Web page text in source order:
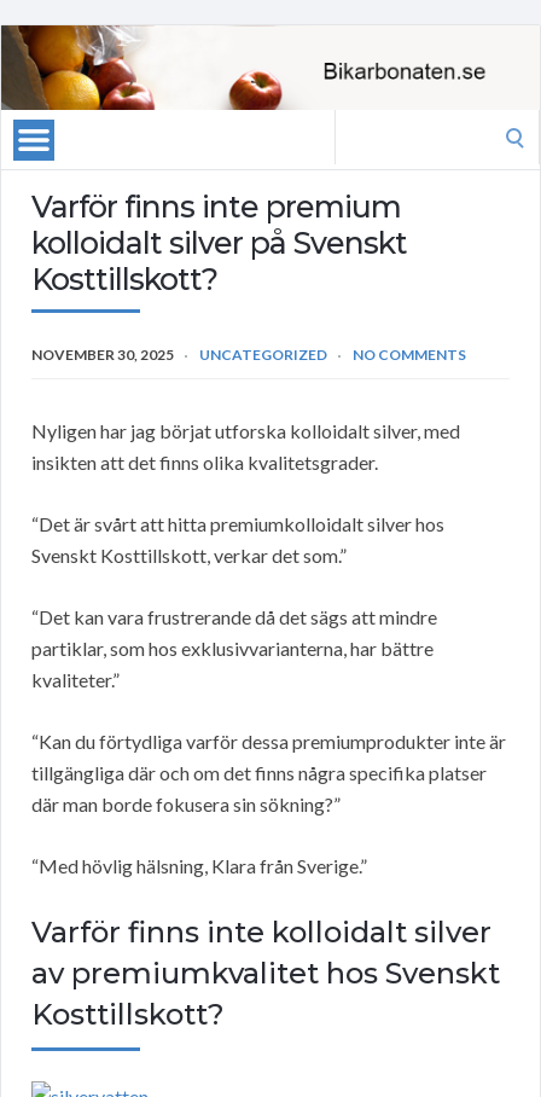
Varför finns inte premium
kolloidalt silver på Svenskt
Kosttillskott?
NOVEMBER 30, 2025 UNCATEGORIZED NO COMMENTS
Nyligen har jag börjat utforska kolloidalt silver, med
insikten att det finns olika kvalitetsgrader.
“Det är svårt att hitta premiumkolloidalt silver hos
Svenskt Kosttillskott, verkar det som.”
“Det kan vara frustrerande då det sägs att mindre
partiklar, som hos exklusivvarianterna, har bättre
kvaliteter.”
“Kan du förtydliga varför dessa premiumprodukter inte är
tillgängliga där och om det finns några specifika platser
där man borde fokusera sin sökning?”
“Med hövlig hälsning, Klara från Sverige.”
Varför finns inte kolloidalt silver
av premiumkvalitet hos Svenskt
Kosttillskott?